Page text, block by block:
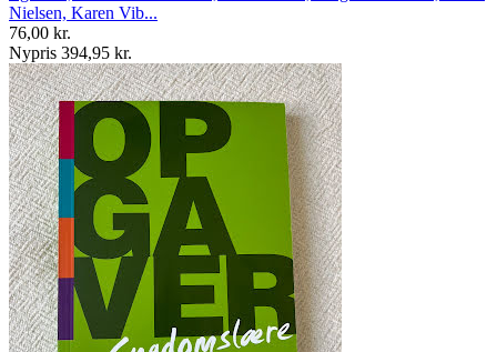
Nielsen, Karen Vib...
76,00 kr.
Nypris 394,95 kr.